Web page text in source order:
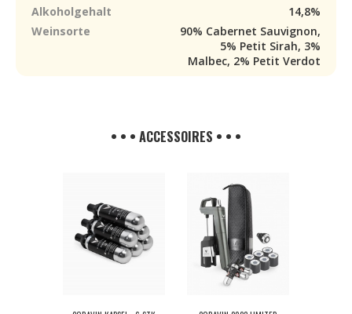
Alkoholgehalt
14,8%
Weinsorte
90% Cabernet Sauvignon,
5% Petit Sirah, 3%
Malbec, 2% Petit Verdot
• • • ACCESSOIRES • • •